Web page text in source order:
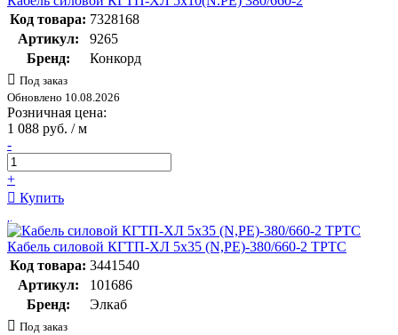
Код товара: 7328168
Артикул:
9265
Бренд:
Конкорд
Под заказ
Обновлено 10.08.2026
Розничная цена:
1 088 руб. / м
-
+
Купить
Кабель силовой КГТП-ХЛ 5х35 (N,PE)-380/660-2 ТРТС
Код товара: 3441540
Артикул:
101686
Бренд:
Элкаб
Под заказ